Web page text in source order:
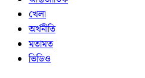
খেলা
অর্থনীতি
মতামত
ভিডিও